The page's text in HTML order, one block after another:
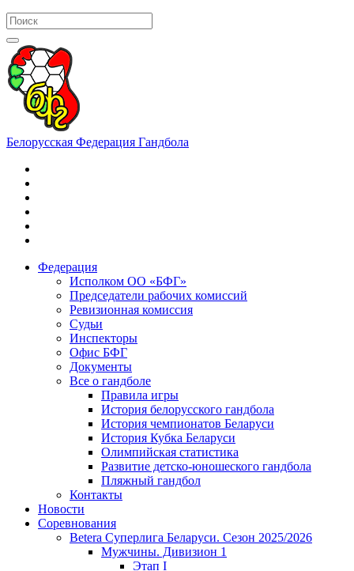
Белорусская Федерация Гандбола
Федерация
Исполком ОО «БФГ»
Председатели рабочих комиссий
Ревизионная комиссия
Судьи
Инспекторы
Офис БФГ
Документы
Все о гандболе
Правила игры
История белорусского гандбола
История чемпионатов Беларуси
История Кубка Беларуси
Олимпийская статистика
Развитие детско-юношеского гандбола
Пляжный гандбол
Контакты
Новости
Соревнования
Betera Суперлига Беларуси. Сезон 2025/2026
Мужчины. Дивизион 1
Этап I